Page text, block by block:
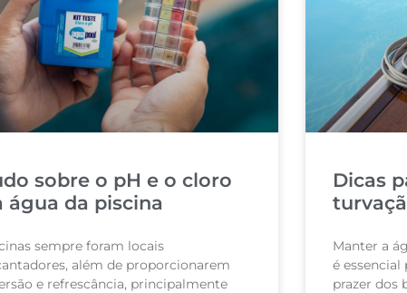
sobre o pH e o cloro
água da piscina
sempre foram locais
além de proporcionarem
e refrescância, principalmente
Dicas
Manter a
é essencial
prazer dos